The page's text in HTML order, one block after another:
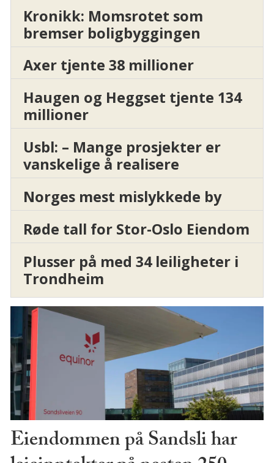
Kronikk: Momsrotet som
bremser boligbyggingen
Axer tjente 38 millioner
Haugen og Heggset tjente 134
millioner
Usbl: – Mange prosjekter er
vanskelige å realisere
Norges mest mislykkede by
Røde tall for Stor-Oslo Eiendom
Plusser på med 34 leiligheter i
Trondheim
Eiendommen på Sandsli har